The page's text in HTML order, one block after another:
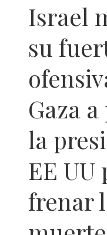
Israel
su
Gaza
la
EE UU
frenar